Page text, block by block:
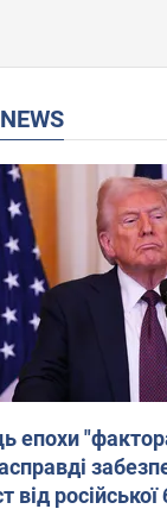
NEWS
епохи
від російської